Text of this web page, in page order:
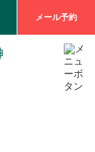
メール予約